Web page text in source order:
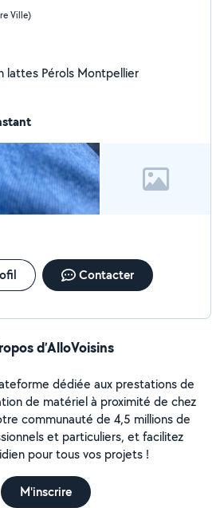
Ville)
lattes Pérols Montpellier
Contacter
d’AlloVoisins
dédiée aux prestations de
de matériel à proximité de chez
communauté de 4,5 millions de
et particuliers, et facilitez
pour tous vos projets !
M'inscrire